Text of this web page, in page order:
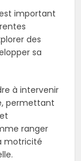
important
des
sa
à intervenir
permettant
ranger
motricité